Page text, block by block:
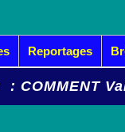
Reportages
Vaincre les